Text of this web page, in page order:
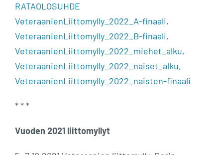
RATAOLOSUHDE
VeteraanienLiittomylly_2022_A-finaali,
VeteraanienLiittomylly_2022_B-finaali,
VeteraanienLiittomylly_2022_miehet_alku,
VeteraanienLiittomylly_2022_naiset_alku,
VeteraanienLiittomylly_2022_naisten-finaali
* * *
Vuoden 2021 liittomyllyt